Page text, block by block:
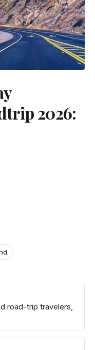
2026:
road-trip travelers,